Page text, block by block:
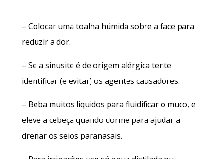
– Colocar uma toalha húmida sobre a face para
reduzir a dor.
– Se a sinusite é de origem alérgica tente
identificar (e evitar) os agentes causadores.
– Beba muitos liquidos para fluidificar o muco, e
eleve a cebeça quando dorme para ajudar a
drenar os seios paranasais.